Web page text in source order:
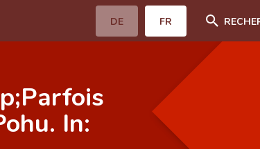
DE FR
In: